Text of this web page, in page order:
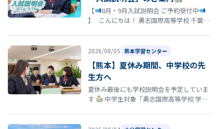
【
8月・9月入試説明会 ご予約受付中
】 こんにちは！ 勇志国際高等学校 千葉学
2026/08/05 熊本学習センター
【熊本】夏休み期間、中学校の先
生方へ
夏休み最後にも学校説明会を予定していま
す
中学生対象「勇志国際高等学校 学校